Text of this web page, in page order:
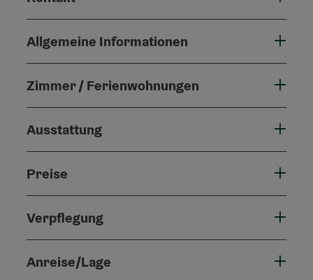
Allgemeine Informationen
Zimmer / Ferienwohnungen
Ausstattung
Preise
Verpflegung
Anreise/Lage